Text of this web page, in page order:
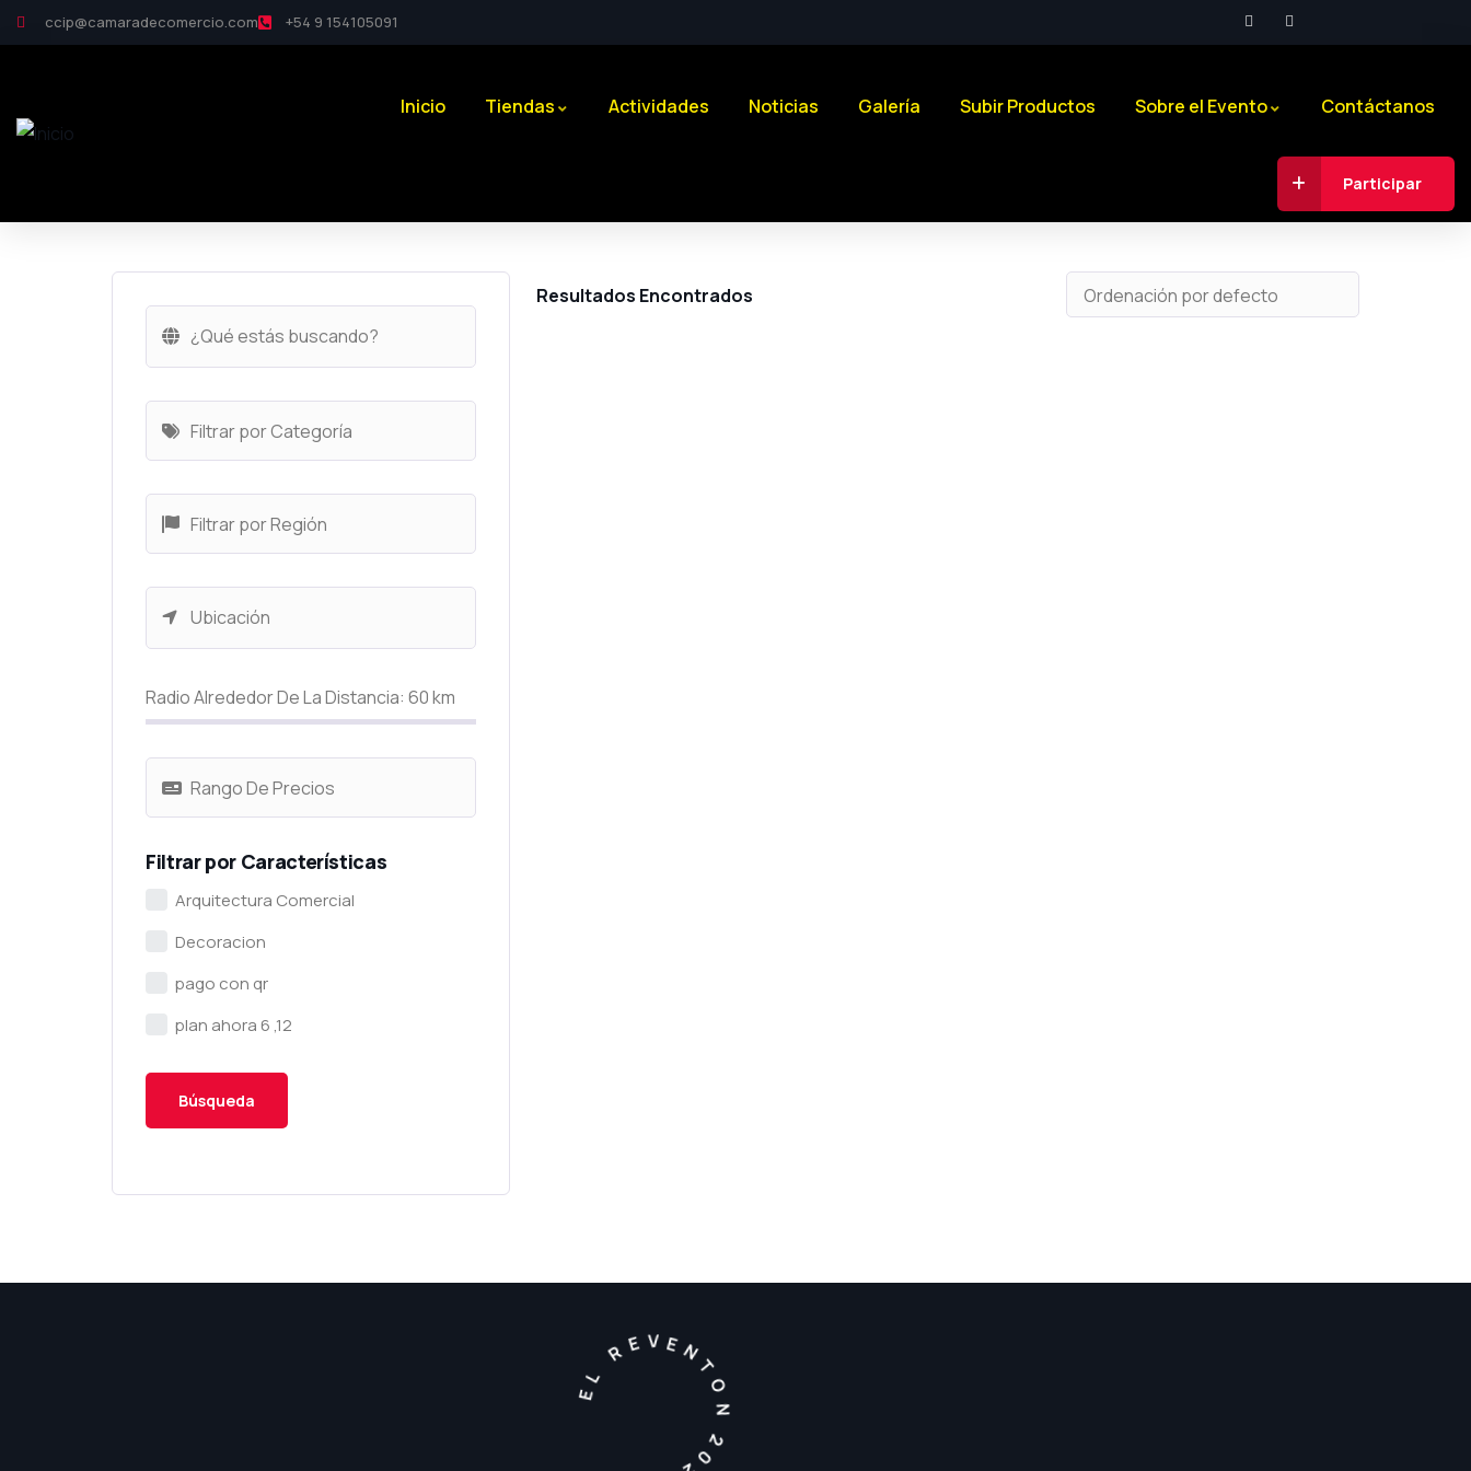
ccip@camaradecomercio.com +54 9 154105091
Inicio Tiendas Actividades Noticias Galería Subir Productos Sobre el Evento Contáctanos
Participar
Radio Alrededor De La Distancia: 60km
Filtrar por Características
Arquitectura Comercial
Decoracion
pago con qr
plan ahora 6 ,12
Resultados Encontrados
EL REVENTON 2026